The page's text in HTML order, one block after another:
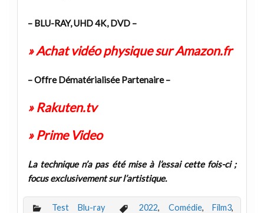
– BLU-RAY, UHD 4K, DVD –
» Achat vidéo physique sur Amazon.fr
– Offre Dématérialisée Partenaire –
» Rakuten.tv
» Prime Video
La technique n’a pas été mise à l’essai cette fois-ci ;
focus exclusivement sur l’artistique.
Test Blu-ray 2022, Comédie,Film3,